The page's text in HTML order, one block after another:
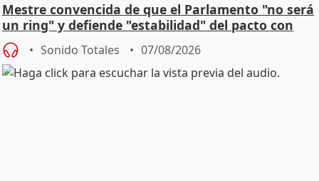
Mestre convencida de que el Parlamento "no será
un ring" y defiende "estabilidad" del pacto con
Vox
Sonido Totales 07/08/2026